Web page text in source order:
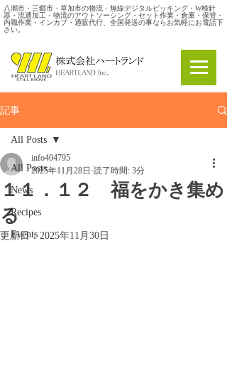
八潮市・三郷市・草加市の物流・無線デジタルピッキング・W検針
器・流通加工・物流のアウトソーシング・セット作業・倉庫・保管・
内職作業・インカプ・通販代行、全国発送の事ならお気軽にお電話下
さい。
記事
All Posts
News
Recipes
Events
All Posts
１１．１２ 福をかき集め
る
info404795
2025年11月28日 読了時間: 3分
更新日： 2025年11月30日